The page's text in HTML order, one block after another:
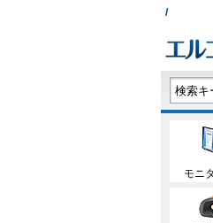
/
モニ